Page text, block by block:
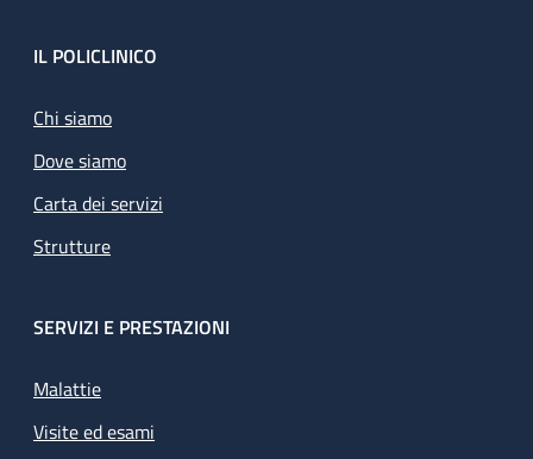
Footer
IL POLICLINICO
Chi siamo
Dove siamo
Carta dei servizi
Strutture
SERVIZI E PRESTAZIONI
Malattie
Visite ed esami